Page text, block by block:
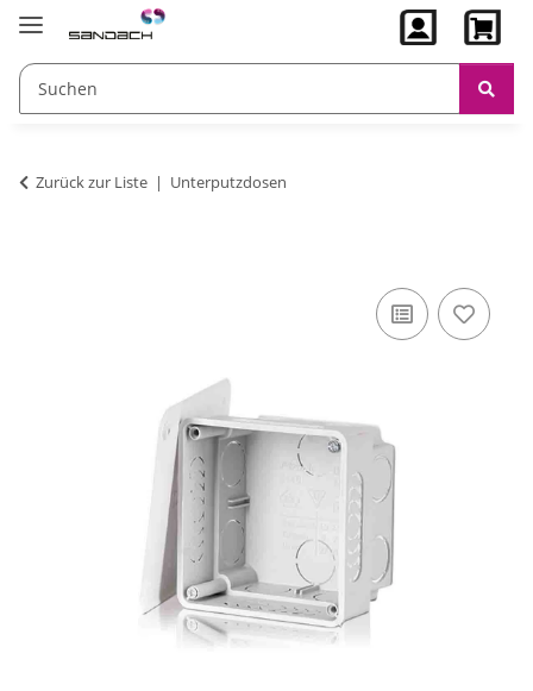
Zurück zur Liste Unterputzdosen